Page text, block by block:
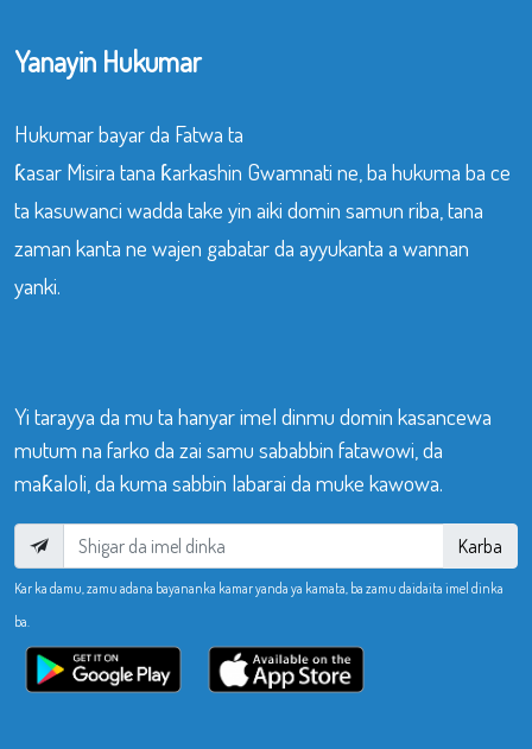
Yanayin Hukumar
Hukumar bayar da Fatwa ta
ƙasar Misira tana ƙarkashin Gwamnati ne, ba hukuma ba ce
ta kasuwanci wadda take yin aiki domin samun riba, tana
zaman kanta ne wajen gabatar da ayyukanta a wannan
yanki.
Yi tarayya da mu ta hanyar imel dinmu domin kasancewa
mutum na farko da zai samu sababbin fatawowi, da
maƙaloli, da kuma sabbin labarai da muke kawowa.
Karba
Kar ka damu, zamu adana bayananka kamar yanda ya kamata, ba zamu daidaita imel dinka
ba.